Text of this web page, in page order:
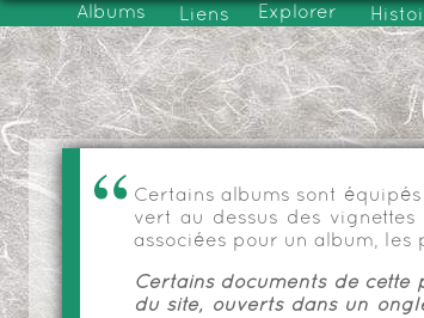
Albums Liens Explorer
Certains albums sont
vert au dessus des
associées pour un album, les
Certains documents de cette
du site, ouverts dans un